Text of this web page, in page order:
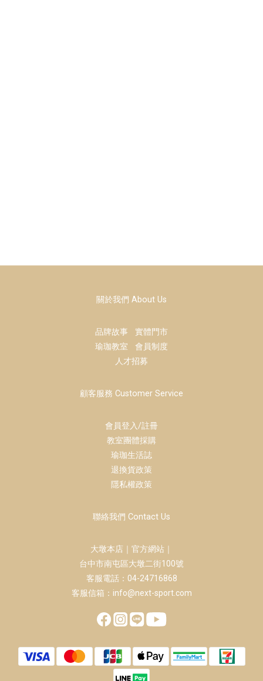
關於我們 About Us
品牌故事 實體門市
瑜珈教室 會員制度
人才招募
顧客服務 Customer Service
會員登入/註冊
教室團體採購
瑜珈生活誌
退換貨政策
隱私權政策
聯絡我們 Contact Us
大墩本店｜官方網站｜
台中市南屯區大墩二街100號
客服電話：04-24716868
客服信箱：info@next-sport.com